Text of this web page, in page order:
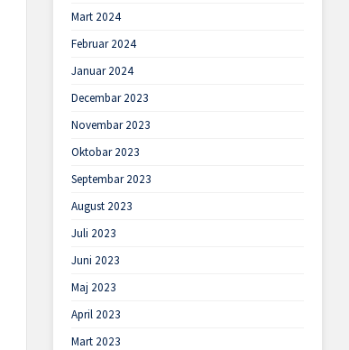
Mart 2024
Februar 2024
Januar 2024
Decembar 2023
Novembar 2023
Oktobar 2023
Septembar 2023
August 2023
Juli 2023
Juni 2023
Maj 2023
April 2023
Mart 2023